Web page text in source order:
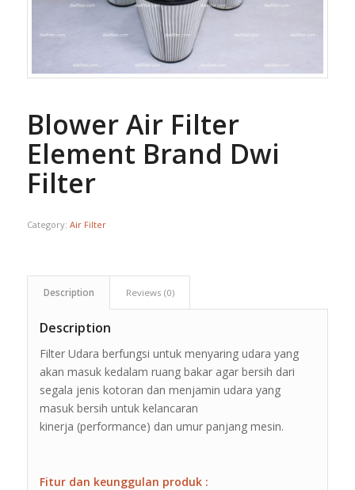
Blower Air Filter
Element Brand Dwi
Filter
Category: Air Filter
Description Reviews (0)
Description
Filter Udara berfungsi untuk menyaring udara yang
akan masuk kedalam ruang bakar agar bersih dari
segala jenis kotoran dan menjamin udara yang
masuk bersih untuk kelancaran
kinerja (performance) dan umur panjang mesin.
Fitur dan keunggulan produk :